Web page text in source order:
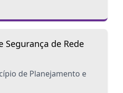
Segurança de Rede
de Planejamento e